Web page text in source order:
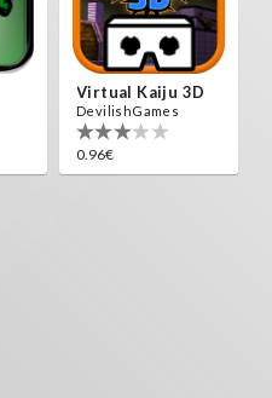
Virtual Kaiju 3D
DevilishGames
0.96€